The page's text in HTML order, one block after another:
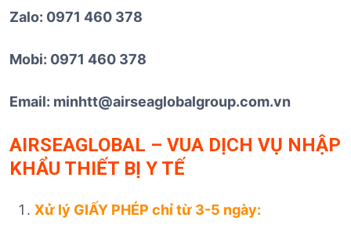
Zalo: 0971 460 378
Mobi: 0971 460 378
Email: minhtt@airseaglobalgroup.com.vn
AIRSEAGLOBAL – VUA DỊCH VỤ NHẬP
KHẨU THIẾT BỊ Y TẾ
Xử lý GIẤY PHÉP chỉ từ 3-5 ngày: